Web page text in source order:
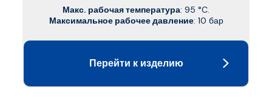
Макс. рабочая температура: 95 °C.
Максимальное рабочее давление: 10 бар
Перейти к изделию